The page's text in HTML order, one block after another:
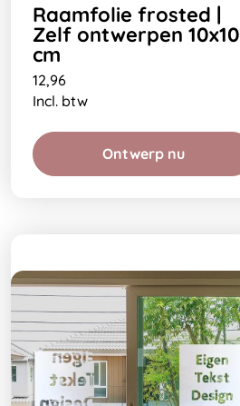
Raamfolie frosted |
Zelf ontwerpen 10x10
cm
12,96
Incl. btw
Ontwerp nu